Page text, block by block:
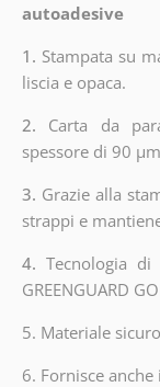
autoadesive
1. Stampata su
liscia e opaca.
2. Carta da
spessore di 90
3. Grazie alla
strappi e
4.Tecnologia di
GREENGUARD
5. Materiale
6. Fornisce